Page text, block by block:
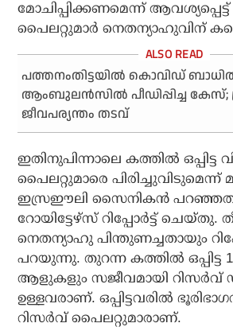
മോചിപ്പിക്കണമെന്ന്
പൈലറ്റുമാര്‍ നെതന്യാഹുവിന്
പത്തനംതിട്ടയില്‍ കൊവിഡ്
ആംബുലന്‍സില്‍ പീഡിപ്പിച്ച കേസ്;
ജീവപര്യന്തം തടവ്
ഇതിനുപിന്നാലെ കത്തില്‍ ഒപ്പിട്ട
പൈലറ്റുമാരെ പിരിച്ചുവിടുമെന്ന്
ഇസ്രഈലി സൈനികന്‍
റോയിട്ടേഴ്സ് റിപ്പോര്‍ട്ട് ചെയ്തു.
നെതന്യാഹു പിന്തുണച്ചതായും
പറയുന്നു. തുറന്ന കത്തില്‍ ഒപ്പിട്ട
ആളുകളും സജീവമായി റിസര്‍വ്
ഉള്ളവരാണ്. ഒപ്പിട്ടവരില്‍
റിസര്‍വ് പൈലറ്റുമാരാണ്.